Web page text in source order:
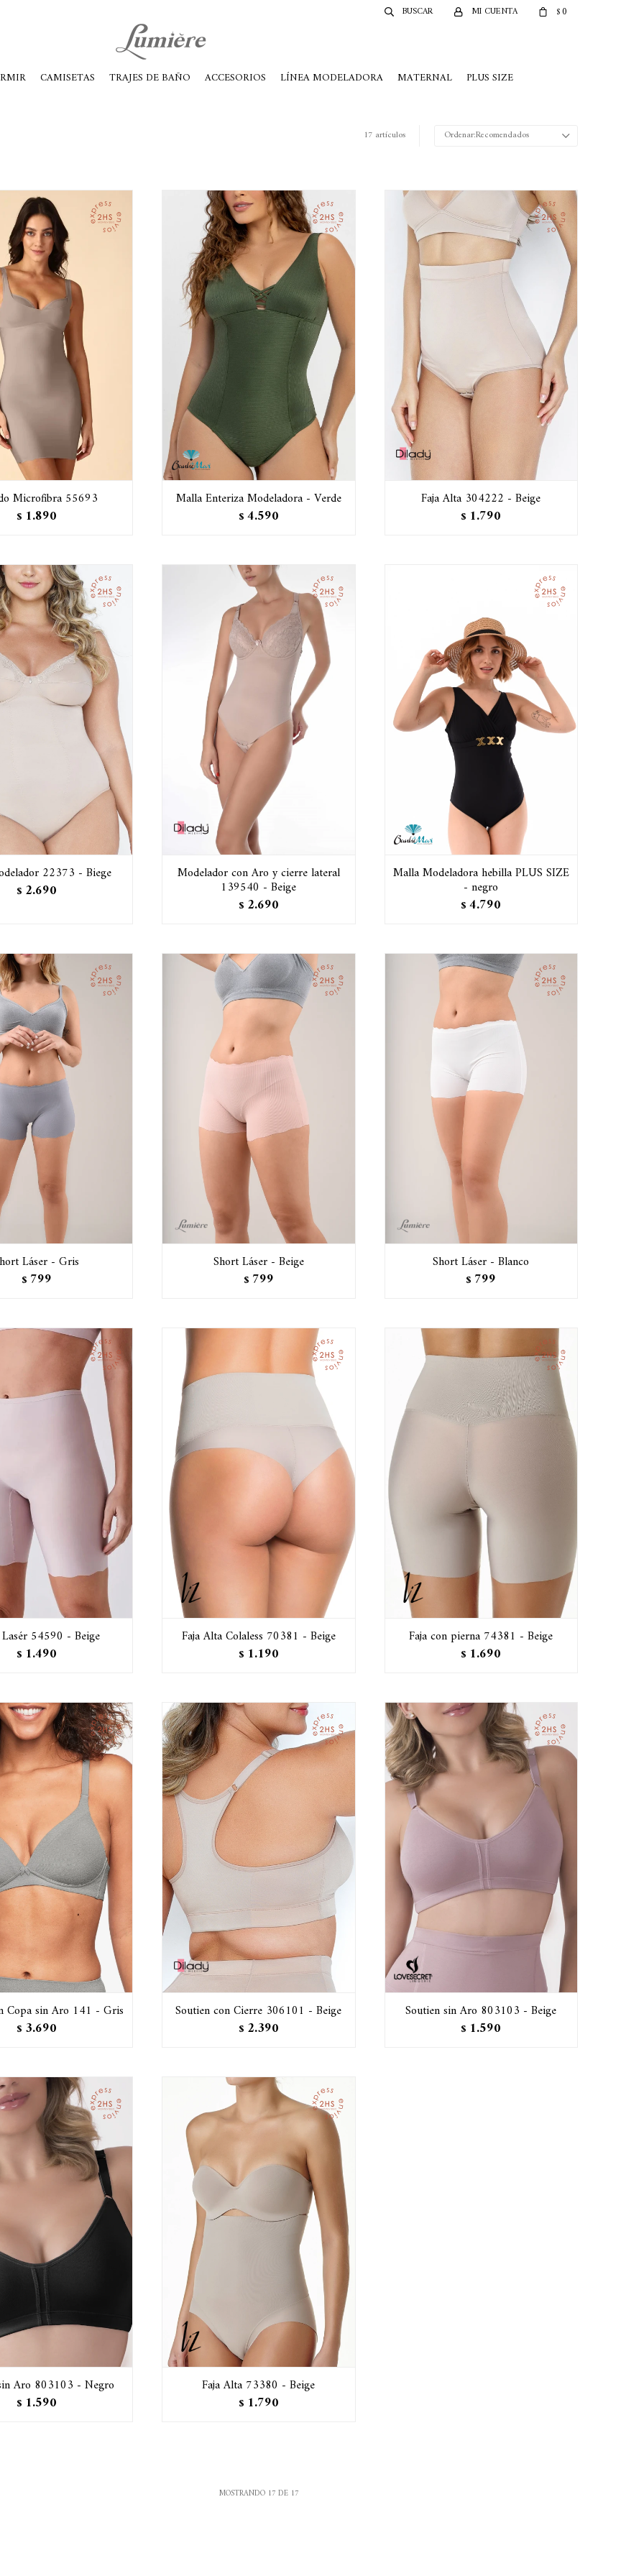
CAMISETAS TRAJES DE BAÑO ACCESORIOS LÍNEA MODELADORA MATERNAL PLUS SIZE
$0
17 artículos Recomendados
Microfibra 55693
$ 1.890
Malla Enteriza Modeladora - Verde
$ 4.590
Faja Alta 304222 - Beige
$ 1.790
22373 - Biege
$ 2.690
Modelador con Aro y cierre lateral
139540 - Beige
$ 2.690
Malla Modeladora hebilla PLUS SIZE
- negro
$ 4.790
Láser - Gris
$ 799
Short Láser - Beige
$ 799
Short Láser - Blanco
$ 799
54590 - Beige
$ 1.490
Faja Alta Colaless 70381 - Beige
$ 1.190
Faja con pierna 74381 - Beige
$ 1.690
Copa sin Aro 141 - Gris
$ 3.690
Soutien con Cierre 306101 - Beige
$ 2.390
Soutien sin Aro 803103 - Beige
$ 1.590
Aro 803103 - Negro
$ 1.590
Faja Alta 73380 - Beige
$ 1.790
MOSTRANDO 17 DE 17